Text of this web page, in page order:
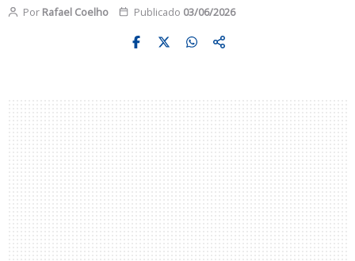
Por Rafael Coelho Publicado 03/06/2026